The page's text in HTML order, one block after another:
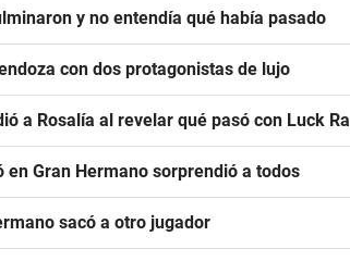
y no entendía qué había pasado
con dos protagonistas de lujo
a Rosalía al revelar qué pasó con Luck Ra
Gran Hermano sorprendió a todos
sacó a otro jugador